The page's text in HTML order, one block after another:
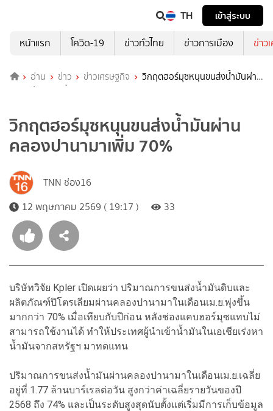
TH
เข้าสู่ระบบ
หน้าแรก
โควิด-19 ข่าวทั่วไทย ข่าวการเมือง ข่าว
อ่าน ข่าว ข่าวเศรษฐกิจ
วิกฤตฮอร์มุซหนุนขนส่งน้ำมันผ่าน
คลองปานามาเพิ่ม 70%
วิกฤตฮอร์มุซหนุนขนส่งน้ำมันผ่าน
คลองปานามาเพิ่ม 70%
TNN ช่อง16
12 พฤษภาคม 2569 ( 19:17 )
33
บริษัทวิจัย Kpler เปิดเผยว่า ปริมาณการขนส่งน้ำมันดิบและ
ผลิตภัณฑ์ปิโตรเลียมผ่านคลองปานามาในเดือนเม.ย.พุ่งขึ้น
มากกว่า 70% เมื่อเทียบกับปีก่อน หลังช่องแคบฮอร์มุซแทบไม่
สามารถใช้งานได้ ทำให้ประเทศผู้นำเข้าน้ำมันในเอเชียเร่งหา
น้ำมันจากสหรัฐฯ มาทดแทน
ปริมาณการขนส่งน้ำมันผ่านคลองปานามาในเดือนเม.ย.เฉลี่ย
อยู่ที่ 1.77 ล้านบาร์เรลต่อวัน สูงกว่าค่าเฉลี่ยรายวันของปี
2568 ถึง 74% และเป็นระดับสูงสุดนับตั้งแต่เริ่มมีการเก็บข้อมูล